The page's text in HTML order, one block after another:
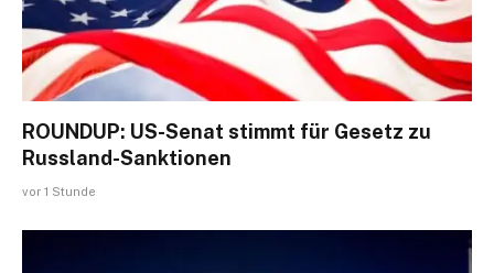
ROUNDUP: US-Senat stimmt für Gesetz zu
Russland-Sanktionen
vor 1 Stunde